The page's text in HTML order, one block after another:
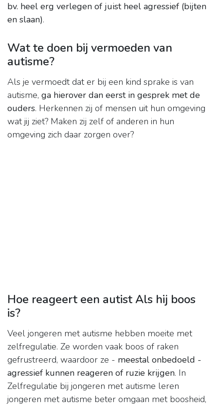
bv. heel erg verlegen of juist heel agressief (bijten
en slaan).
Wat te doen bij vermoeden van
autisme?
Als je vermoedt dat er bij een kind sprake is van
autisme, ga hierover dan eerst in gesprek met de
ouders. Herkennen zij of mensen uit hun omgeving
wat jij ziet? Maken zij zelf of anderen in hun
omgeving zich daar zorgen over?
Hoe reageert een autist Als hij boos
is?
Veel jongeren met autisme hebben moeite met
zelfregulatie. Ze worden vaak boos of raken
gefrustreerd, waardoor ze - meestal onbedoeld -
agressief kunnen reageren of ruzie krijgen. In
Zelfregulatie bij jongeren met autisme leren
jongeren met autisme beter omgaan met boosheid,